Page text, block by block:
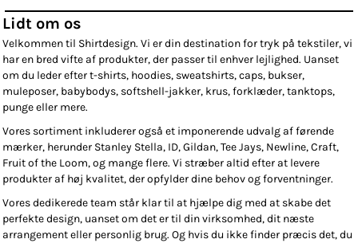
Lidt om os
Velkommen til Shirtdesign. Vi er din destination for tryk på tekstiler, vi
har en bred vifte af produkter, der passer til enhver lejlighed. Uanset
om du leder efter t-shirts, hoodies, sweatshirts, caps, bukser,
muleposer, babybodys, softshell-jakker, krus, forklæder, tanktops,
punge eller mere.
Vores sortiment inkluderer også et imponerende udvalg af førende
mærker, herunder Stanley Stella, ID, Gildan, Tee Jays, Newline, Craft,
Fruit of the Loom, og mange flere. Vi stræber altid efter at levere
produkter af høj kvalitet, der opfylder dine behov og forventninger.
Vores dedikerede team står klar til at hjælpe dig med at skabe det
perfekte design, uanset om det er til din virksomhed, dit næste
arrangement eller personlig brug. Og hvis du ikke finder præcis det, du